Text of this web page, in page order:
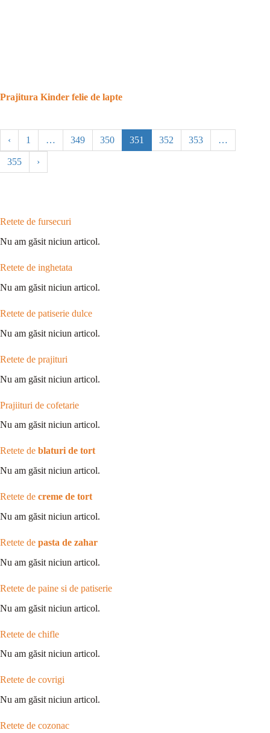
Prajitura Kinder felie de lapte
‹ 1 … 349 350 351 352 353 …
355 ›
Retete de fursecuri
Nu am găsit niciun articol.
Retete de inghetata
Nu am găsit niciun articol.
Retete de patiserie dulce
Nu am găsit niciun articol.
Retete de prajituri
Nu am găsit niciun articol.
Prajiituri de cofetarie
Nu am găsit niciun articol.
Retete de blaturi de tort
Nu am găsit niciun articol.
Retete de creme de tort
Nu am găsit niciun articol.
Retete de pasta de zahar
Nu am găsit niciun articol.
Retete de paine si de patiserie
Nu am găsit niciun articol.
Retete de chifle
Nu am găsit niciun articol.
Retete de covrigi
Nu am găsit niciun articol.
Retete de cozonac